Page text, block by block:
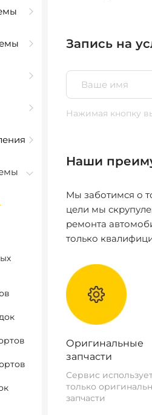
Запись на
Нажимая кнопку
Наши
Мы заботимся о
цели мы
ремонта
только
Оригинальные
запчасти
Сервис
только
запчасти